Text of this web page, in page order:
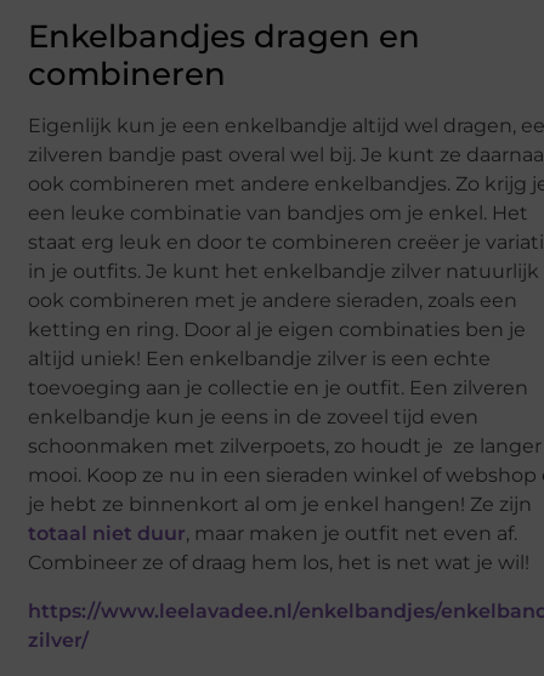
Enkelbandjes dragen en
combineren
Eigenlijk kun je een enkelbandje altijd wel dragen,
zilveren bandje past overal wel bij. Je kunt ze
ook combineren met andere enkelbandjes. Zo krijg
een leuke combinatie van bandjes om je enkel. Het
staat erg leuk en door te combineren creëer je
in je outfits. Je kunt het enkelbandje zilver natuurlijk
ook combineren met je andere sieraden, zoals een
ketting en ring. Door al je eigen combinaties ben je
altijd uniek! Een enkelbandje zilver is een echte
toevoeging aan je collectie en je outfit. Een zilveren
enkelbandje kun je eens in de zoveel tijd even
schoonmaken met zilverpoets, zo houdt je ze langer
mooi. Koop ze nu in een sieraden winkel of webshop
je hebt ze binnenkort al om je enkel hangen! Ze zijn
totaal niet duur, maar maken je outfit net even af.
Combineer ze of draag hem los, het is net wat je wil!
https://www.leelavadee.nl/enkelbandjes/
zilver/